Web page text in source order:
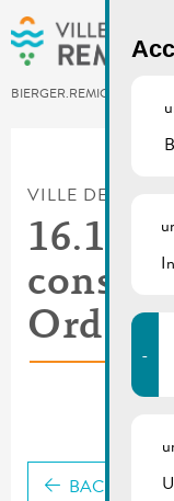
Skip to main content
BIERGER.REMICH.LU
VILLE DE
conseil
Ordre
BACK
-